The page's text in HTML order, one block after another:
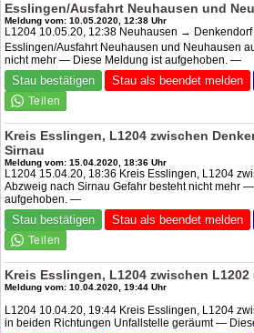
Esslingen/Ausfahrt Neuhausen und
Meldung vom: 10.05.2020, 12:38 Uhr
L1204 10.05.20, 12:38 Neuhausen →
Esslingen/Ausfahrt Neuhausen und Neuhausen
nicht mehr — Diese Meldung ist aufgehoben. —
Stau bestätigen Stau als beendet melden
Kreis Esslingen, L1204 zwischen
Sirnau
Meldung vom: 15.04.2020, 18:36 Uhr
L1204 15.04.20, 18:36 Kreis Esslingen, L1204
Abzweig nach Sirnau Gefahr besteht nicht mehr
aufgehoben. —
Stau bestätigen Stau als beendet melden
Kreis Esslingen, L1204 zwischen
Meldung vom: 10.04.2020, 19:44 Uhr
L1204 10.04.20, 19:44 Kreis Esslingen, L1204
in beiden Richtungen Unfallstelle geräumt —